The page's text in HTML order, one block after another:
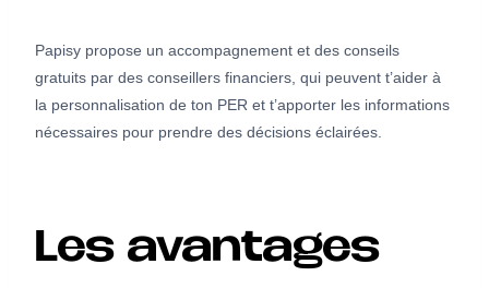
Papisy propose un accompagnement et des conseils
gratuits par des conseillers financiers, qui peuvent t’aider à
la personnalisation de ton PER et t’apporter les informations
nécessaires pour prendre des décisions éclairées.
Les avantages